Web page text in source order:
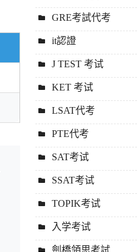
GRE考試代考
it認證
J TEST 考试
KET 考试
LSAT代考
PTE代考
SAT考试
SSAT考试
TOPIK考试
入学考试
劍橋領思考試